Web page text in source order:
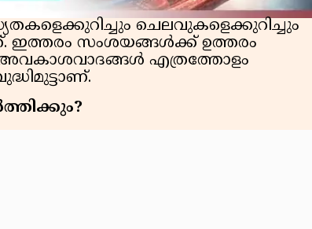
ചെലവുകളെക്കുറിച്ചും
ഇത്തരം സംശയങ്ങള്‍ക്ക് ഉത്തരം
അവകാശവാദങ്ങള്‍ എത്രത്തോളം